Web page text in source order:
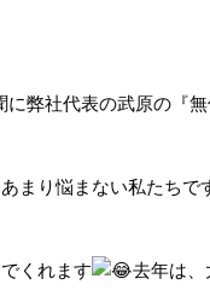
弊社代表の武原の『
まり悩まない私たちで
くれます 去年は